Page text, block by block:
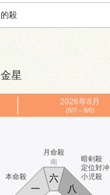
殺
星
2026年8月
(8/7～9/6)
本命殺
月命殺
暗剣殺
定位対冲
小児殺
南
八
一
六